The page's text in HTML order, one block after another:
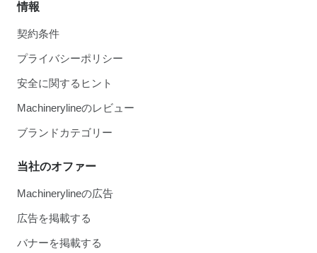
情報
契約条件
プライバシーポリシー
安全に関するヒント
Machinerylineのレビュー
ブランドカテゴリー
当社のオファー
Machinerylineの広告
広告を掲載する
バナーを掲載する